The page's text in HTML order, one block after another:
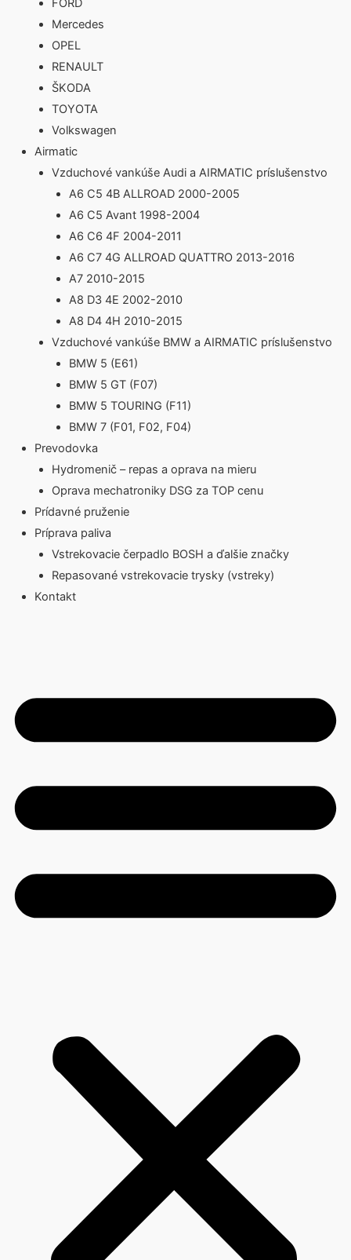
FORD
Mercedes
OPEL
RENAULT
ŠKODA
TOYOTA
Volkswagen
Airmatic
Vzduchové vankúše Audi a AIRMATIC príslušenstvo
A6 C5 4B ALLROAD 2000-2005
A6 C5 Avant 1998-2004
A6 C6 4F 2004-2011
A6 C7 4G ALLROAD QUATTRO 2013-2016
A7 2010-2015
A8 D3 4E 2002-2010
A8 D4 4H 2010-2015
Vzduchové vankúše BMW a AIRMATIC príslušenstvo
BMW 5 (E61)
BMW 5 GT (F07)
BMW 5 TOURING (F11)
BMW 7 (F01, F02, F04)
Prevodovka
Hydromenič – repas a oprava na mieru
Oprava mechatroniky DSG za TOP cenu
Prídavné pruženie
Príprava paliva
Vstrekovacie čerpadlo BOSH a ďalšie značky
Repasované vstrekovacie trysky (vstreky)
Kontakt